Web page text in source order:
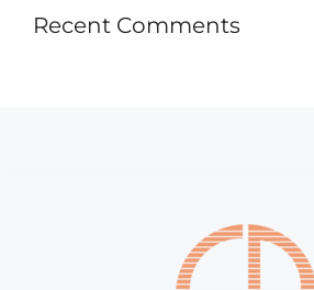
Recent Comments